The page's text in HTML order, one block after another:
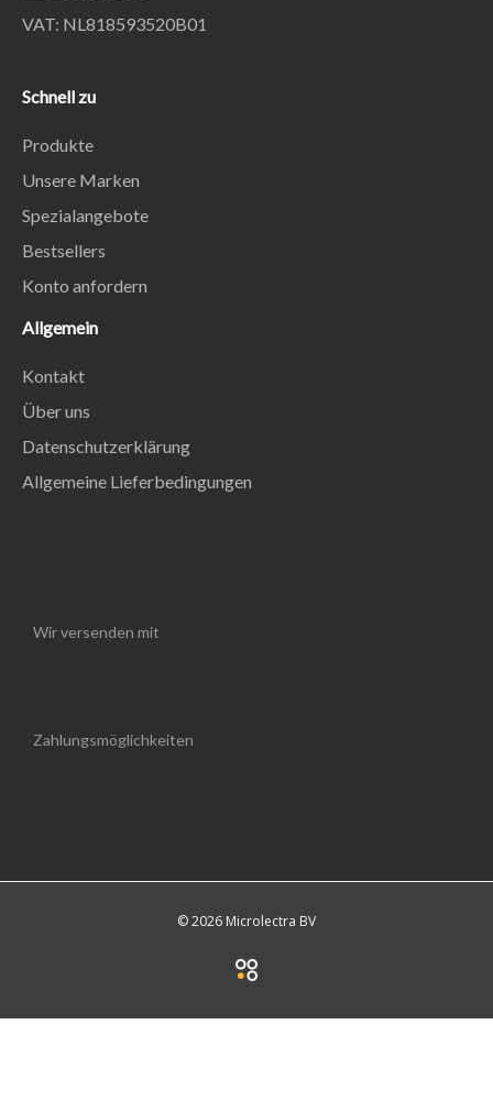
VAT: NL818593520B01
Schnell zu
Produkte
Unsere Marken
Spezialangebote
Bestsellers
Konto anfordern
Allgemein
Kontakt
Über uns
Datenschutzerklärung
Allgemeine Lieferbedingungen
Wir versenden mit
Zahlungsmöglichkeiten
© 2026 Microlectra BV